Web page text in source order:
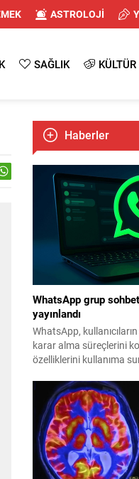
ASTROLOJİ
SAĞLIK
Haberler
WhatsApp grup
yayınlandı
WhatsApp,
karar alma süreçlerini
özelliklerini kullanıma